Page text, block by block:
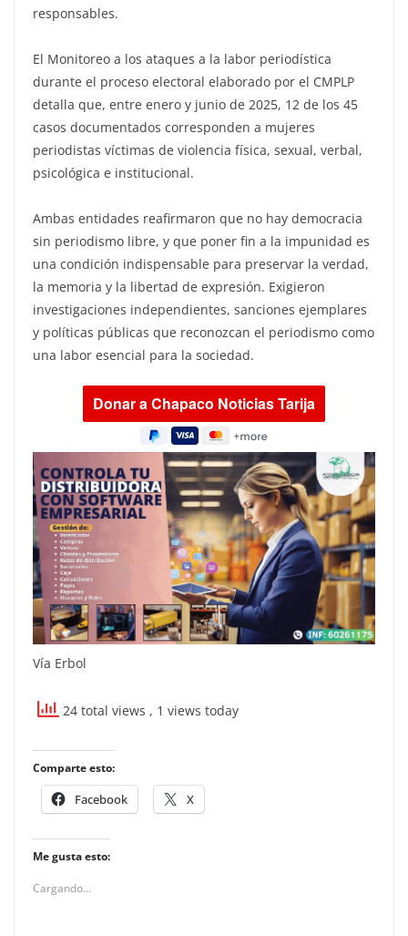
responsables.
El Monitoreo a los ataques a la labor periodística
durante el proceso electoral elaborado por el CMPLP
detalla que, entre enero y junio de 2025, 12 de los 45
casos documentados corresponden a mujeres
periodistas víctimas de violencia física, sexual, verbal,
psicológica e institucional.
Ambas entidades reafirmaron que no hay democracia
sin periodismo libre, y que poner fin a la impunidad es
una condición indispensable para preservar la verdad,
la memoria y la libertad de expresión. Exigieron
investigaciones independientes, sanciones ejemplares
y políticas públicas que reconozcan el periodismo como
una labor esencial para la sociedad.
Vía Erbol
24 total views , 1 views today
Comparte esto:
Facebook X
Me gusta esto:
Cargando...